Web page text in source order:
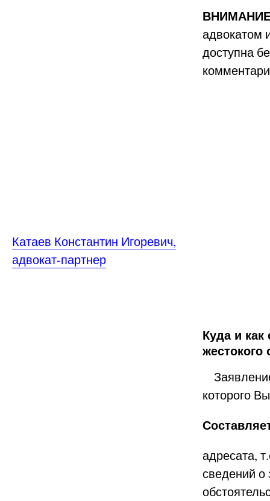
Катаев Константин Игоревич,
адвокат-партнер
адвокатом
доступна
Куда и как
которого
адресата,
сведений